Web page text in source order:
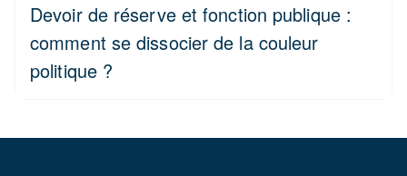
Devoir de réserve et fonction publique :
comment se dissocier de la couleur
politique ?